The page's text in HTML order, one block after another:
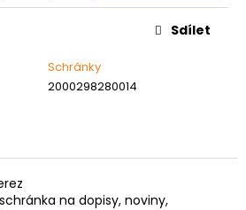
Schránky
2000298280014
Sdílet
na dopisy, noviny,